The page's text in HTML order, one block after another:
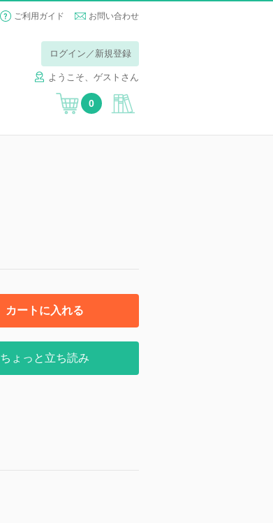
ご利用ガイド お問い合わせ
ログイン／新規登録
ようこそ、ゲストさん
0
カートに入れる
ちょっと立ち読み